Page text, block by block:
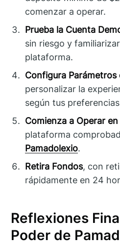
comenzar a operar.
Prueba la Cuenta
sin riesgo y
plataforma.
Configura Parámetros
personalizar la
según tus
Comienza a Operar
plataforma
Pamadolexio.
Retira Fondos, con
rápidamente en 24
Reflexiones
Poder de